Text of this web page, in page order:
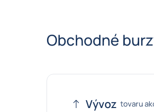
Obchodné
Vývoz tovaru